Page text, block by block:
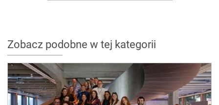
Zobacz podobne w tej kategorii